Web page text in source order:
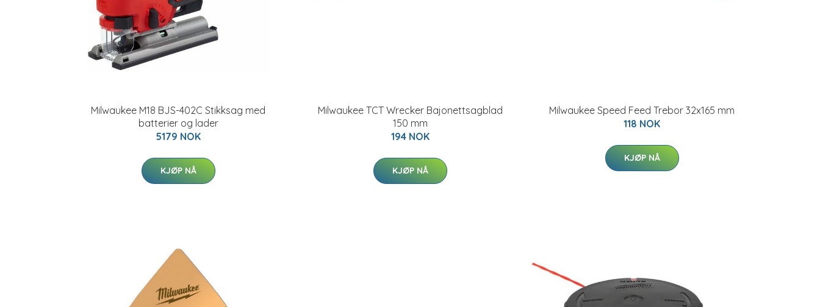
Milwaukee M18 BJS-402C Stikksag med
batterier og lader
5179 NOK
KJØP NÅ
Milwaukee TCT Wrecker Bajonettsagblad
150 mm
194 NOK
KJØP NÅ
Milwaukee Speed Feed Trebor 32x165 mm
118 NOK
KJØP NÅ